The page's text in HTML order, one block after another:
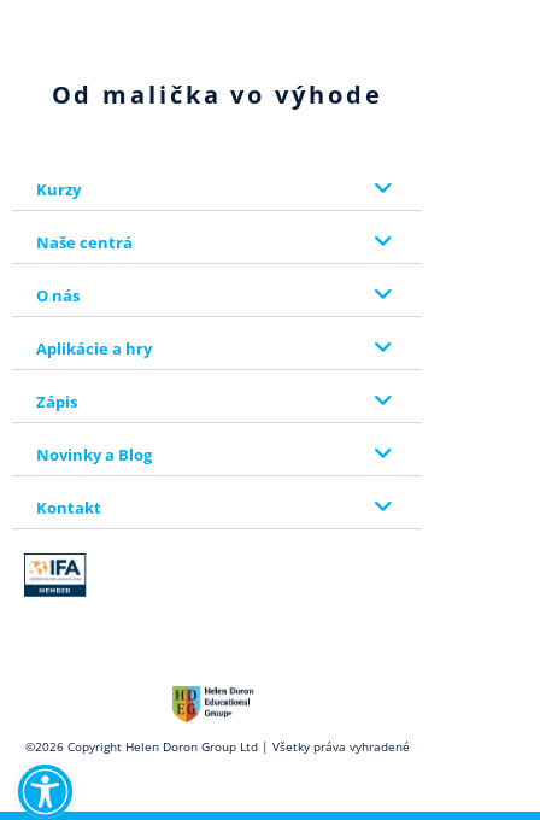
Open toolbar
Od malička vo výhode
Kurzy
Naše centrá
O nás
Aplikácie a hry
Zápis
Novinky a Blog
Kontakt
©2026 Copyright Helen Doron Group Ltd | Všetky práva vyhradené